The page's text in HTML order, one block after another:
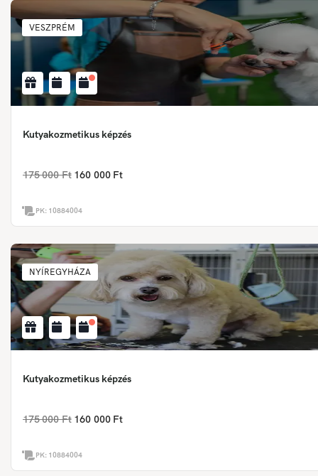
VESZPRÉM
Kutyakozmetikus képzés
175 000 Ft 160 000 Ft
PK: 10884004
NYÍREGYHÁZA
Kutyakozmetikus képzés
175 000 Ft 160 000 Ft
PK: 10884004